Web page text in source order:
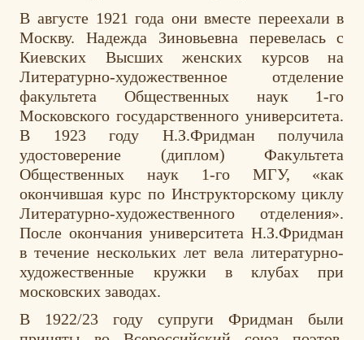
В августе 1921 года они вместе переехали в
Москву. Надежда Зиновьевна перевелась с
Киевских Высших женских курсов на
Литературно-художественное отделение
факультета Общественных наук 1-го
Московского государственного университета.
В 1923 году Н.З.Фридман получила
удостоверение (диплом) Факультета
Общественных наук 1-го МГУ, «как
окончившая курс по Инструкторскому циклу
Литературно-художественного отделения».
После окончания университета Н.З.Фридман
в течение нескольких лет вела литературно-
художественные кружки в клубах при
московских заводах.
В 1922/23 году супруги Фридман были